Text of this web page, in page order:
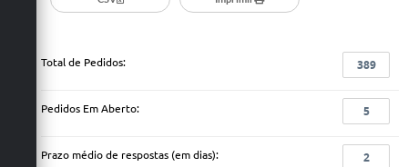
Total de Pedidos: 389
Pedidos Em Aberto: 5
Prazo médio de respostas (em dias): 2